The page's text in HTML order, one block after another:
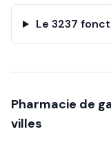
Le 3237
Pharmacie de
villes